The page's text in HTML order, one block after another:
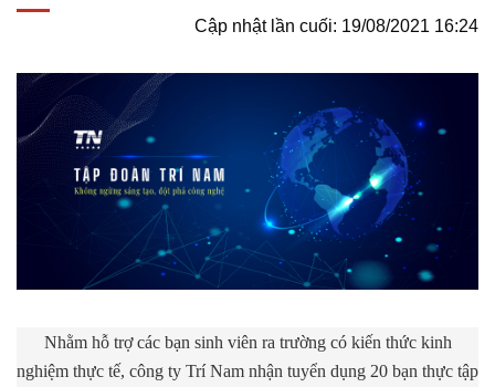
Cập nhật lần cuối: 19/08/2021 16:24
Nhằm hỗ trợ các bạn sinh viên ra trường có kiến thức kinh
nghiệm thực tế, công ty Trí Nam nhận tuyển dụng 20 bạn thực tập